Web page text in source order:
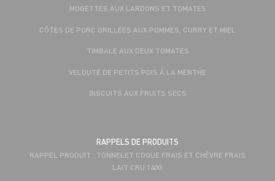
MOGETTES AUX LARDONS ET TOMATES
CÔTES DE PORC GRILLÉES AUX POMMES, CURRY ET MIEL
TIMBALE AUX DEUX TOMATES
VELOUTÉ DE PETITS POIS À LA MENTHE
BISCUITS AUX FRUITS SECS
RAPPELS DE PRODUITS
RAPPEL PRODUIT : TONNELET COQUE FRAIS ET CHÈVRE FRAIS
LAIT CRU 140G